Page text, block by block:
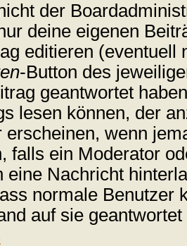
der
deine eigenen
editieren (eventuell
-Button des
geantwortet
lesen können, der
erscheinen, wenn
falls ein Moderator
eine Nachricht
normale Benutzer
auf sie geantwortet